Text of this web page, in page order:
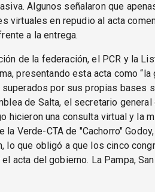
Algunos señalaron que
virtuales en repudio al acta
a la entrega.
de la federación, el PCR y la
presentando esta acta como “la
superados por sus propias bases
de Salta, el secretario general
hicieron una consulta virtual y la
Verde-CTA de "Cachorro"
lo que obligó a que los cinco
acta del gobierno. La Pampa,